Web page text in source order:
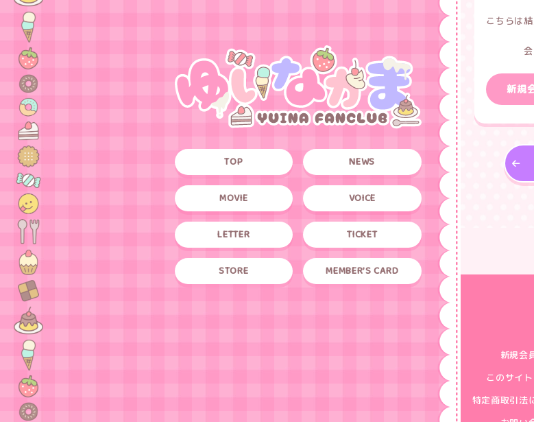
TOP NEWS
MOVIE VOICE
LETTER TICKET
STORE MEMBER’S CARD
こちらは
新規
新規会
このサイ
特定商取引法